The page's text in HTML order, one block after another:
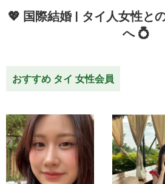
💖 国際結婚 | タイ人女性と
へ 💍
おすすめ タイ 女性会員